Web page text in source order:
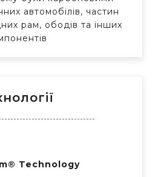
автомобілів, частин
рам, ободів та інших
Technology